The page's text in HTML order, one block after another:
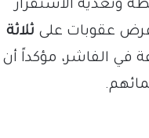
وتغذية الاستقرار
فرض عقوبات على ثلاثة
في الفاشر، مؤكداً أن